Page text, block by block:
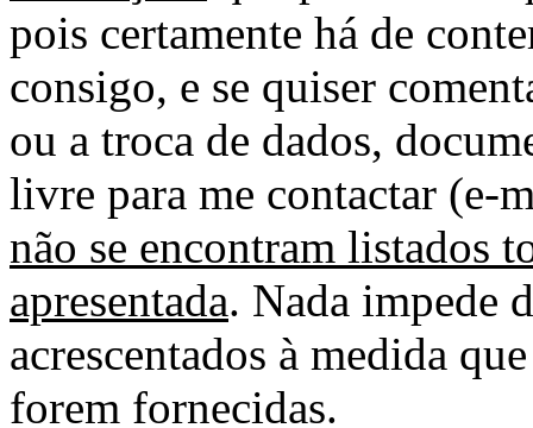
pois certamente há de
consigo, e se quiser
ou a troca de dados,
livre para me contactar (e-
não se encontram listados
apresentada. Nada impede
acrescentados à medida
forem fornecidas.